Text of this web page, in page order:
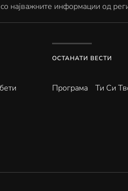
најважните информации од
ОСТАНАТИ ВЕСТИ
Програма Ти Си